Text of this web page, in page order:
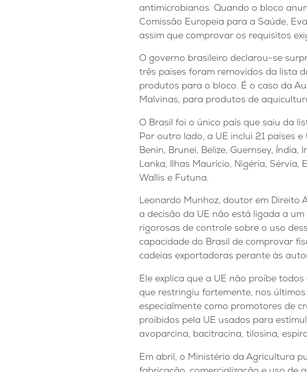
antimicrobianos. Quando o bloco
Comissão Europeia para a Saúde,
assim que comprovar os requisitos
O governo brasileiro declarou-se
três países foram removidos da lista
produtos para o bloco. É o caso da
Malvinas, para produtos de
O Brasil foi o único país que saiu da
Por outro lado, a UE inclui 21 países
Benin, Brunei, Belize, Guernsey,
Lanka, Ilhas Maurício, Nigéria, Sérvia,
Wallis e Futuna.
Leonardo Munhoz, doutor em Direito
a decisão da UE não está ligada a
rigorosas de controle sobre o uso
capacidade do Brasil de comprovar
cadeias exportadoras perante às
Ele explica que a UE não proíbe
que restringiu fortemente, nos
especialmente como promotores de
proibidos pela UE usados para
avoparcina, bacitracina, tilosina,
Em abril, o Ministério da Agricultura